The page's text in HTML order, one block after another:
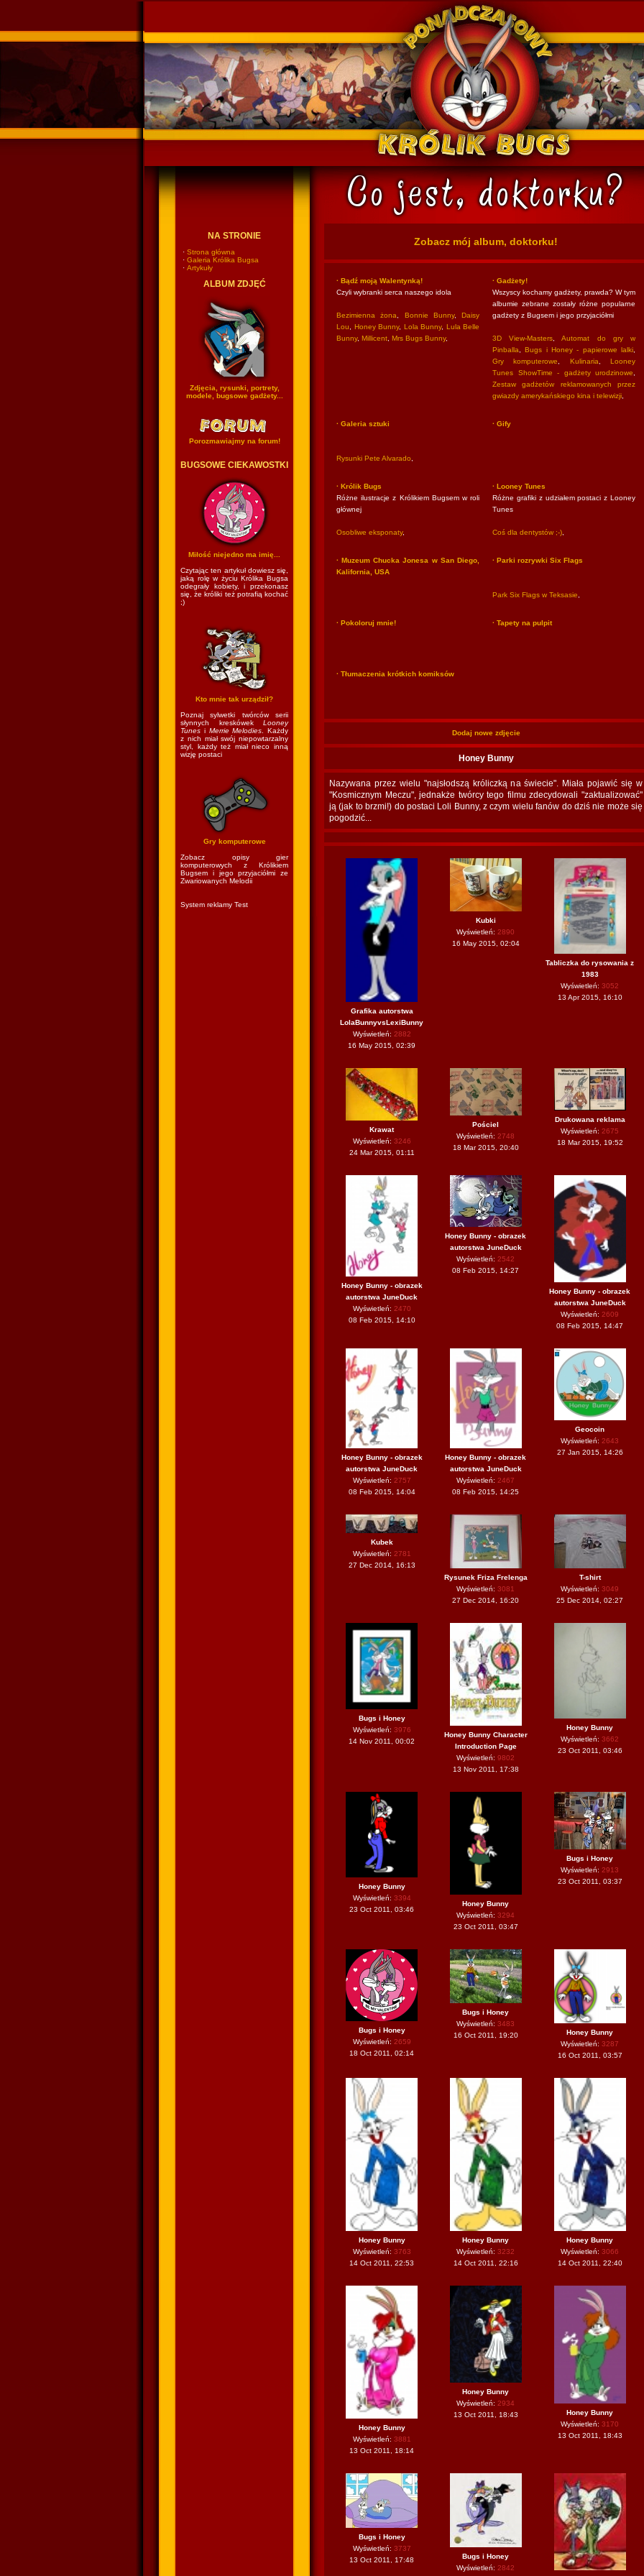
NA STRONIE
· Strona główna
· Galeria Królika Bugsa
· Artykuły
ALBUM ZDJĘĆ
Zdjęcia, rysunki, portrety,
modele, bugsowe gadżety...
Porozmawiajmy na forum!
BUGSOWE CIEKAWOSTKI
Miłość niejedno ma imię...
Czytając ten artykuł dowiesz się,
jaką rolę w życiu Królika Bugsa
odegrały kobiety, i przekonasz
się, że króliki też potrafią kochać
;)
Kto mnie tak urządził?
Poznaj sylwetki twórców serii
słynnych kreskówek Looney
Tunes i Merrie Melodies . Każdy
z nich miał swój niepowtarzalny
styl, każdy też miał nieco inną
wizję postaci
Gry komputerowe
Zobacz opisy gier
komputerowych z Królikiem
Bugsem i jego przyjaciółmi ze
Zwariowanych Melodii
System reklamy Test
Zobacz mój album, doktorku!
· Bądź moją Walentynką!
Czyli wybranki serca naszego idola
Bezimienna żona Bonnie Bunny, Daisy
Lou
Honey Bunny, Lola Bunny, Lula Belle
Bunny, Millicent Mrs Bugs Bunny,
· Gadżety!
Wszyscy kochamy gadżety, prawda? W tym
albumie zebrane zostały różne popularne
gadżety z Bugsem i jego przyjaciółmi
3D View-Masters ,Automat do gry w
Pinballa ,Bugs i Honey - papierowe lalki
Gry komputerowe
Kulinaria ,Looney
Tunes ShowTime - gadżety urodzinowe
Zestaw gadżetów reklamowanych przez
gwiazdy amerykańskiego kina i telewizji
· Galeria sztuki
Rysunki Pete Alvarado
· Gify
· Królik Bugs
Różne ilustracje z Królikiem Bugsem w roli
głównej
Osobliwe eksponaty,
· Looney Tunes
Różne grafiki z udziałem postaci z Looney
Tunes
Coś dla dentystów ;-)
· Muzeum Chucka Jonesa w San Diego,
Kalifornia, USA
· Parki rozrywki Six Flags
Park Six Flags w Teksasie
· Pokoloruj mnie! · Tapety na pulpit
· Tłumaczenia krótkich komiksów
Dodaj nowe zdjęcie
Honey Bunny
Nazywana przez wielu "najsłodszą króliczką na świecie". Miała pojawić się w
"Kosmicznym Meczu", jednakże twórcy tego filmu zdecydowali "zaktualizować"
ją (jak to brzmi!) do postaci Loli Bunny, z czym wielu fanów do dziś nie może się
pogodzić...
Grafika autorstwa
LolaBunnyvsLexiBunny
Wyświetleń: 2882
16 May 2015, 02:39
Kubki
Wyświetleń: 2890
16 May 2015, 02:04
Tabliczka do rysowania z
1983
Wyświetleń: 3052
13 Apr 2015, 16:10
Krawat
Wyświetleń: 3246
24 Mar 2015, 01:11
Pościel
Wyświetleń: 2748
18 Mar 2015, 20:40
Drukowana reklama
Wyświetleń: 2675
18 Mar 2015, 19:52
Honey Bunny - obrazek
autorstwa JuneDuck
Wyświetleń: 2470
08 Feb 2015, 14:10
Honey Bunny - obrazek
autorstwa JuneDuck
Wyświetleń: 2542
08 Feb 2015, 14:27
Honey Bunny - obrazek
autorstwa JuneDuck
Wyświetleń: 2609
08 Feb 2015, 14:47
Honey Bunny - obrazek
autorstwa JuneDuck
Wyświetleń: 2757
08 Feb 2015, 14:04
Honey Bunny - obrazek
autorstwa JuneDuck
Wyświetleń: 2467
08 Feb 2015, 14:25
Geocoin
Wyświetleń: 2643
27 Jan 2015, 14:26
Kubek
Wyświetleń: 2781
27 Dec 2014, 16:13
Rysunek Friza Frelenga
Wyświetleń: 3081
27 Dec 2014, 16:20
T-shirt
Wyświetleń: 3049
25 Dec 2014, 02:27
Bugs i Honey
Wyświetleń: 3976
14 Nov 2011, 00:02
Honey Bunny Character
Introduction Page
Wyświetleń: 9802
13 Nov 2011, 17:38
Honey Bunny
Wyświetleń: 3662
23 Oct 2011, 03:46
Honey Bunny
Wyświetleń: 3394
23 Oct 2011, 03:46
Honey Bunny
Wyświetleń: 3294
23 Oct 2011, 03:47
Bugs i Honey
Wyświetleń: 2913
23 Oct 2011, 03:37
Bugs i Honey
Wyświetleń: 2659
18 Oct 2011, 02:14
Bugs i Honey
Wyświetleń: 3483
16 Oct 2011, 19:20
Honey Bunny
Wyświetleń: 3287
16 Oct 2011, 03:57
Honey Bunny
Wyświetleń: 3763
14 Oct 2011, 22:53
Honey Bunny
Wyświetleń: 3232
14 Oct 2011, 22:16
Honey Bunny
Wyświetleń: 3066
14 Oct 2011, 22:40
Honey Bunny
Wyświetleń: 3881
13 Oct 2011, 18:14
Honey Bunny
Wyświetleń: 2934
13 Oct 2011, 18:43
Honey Bunny
Wyświetleń: 3170
13 Oct 2011, 18:43
Bugs i Honey
Wyświetleń: 3737
13 Oct 2011, 17:48
Bugs i Honey
Wyświetleń: 2842